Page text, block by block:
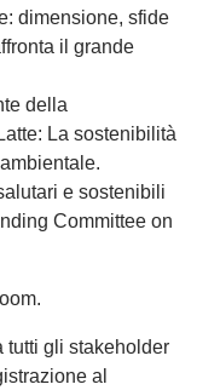
dimensione, sfide
il grande
della
La sostenibilità
e sostenibili
Committee on
tutti gli stakeholder
al